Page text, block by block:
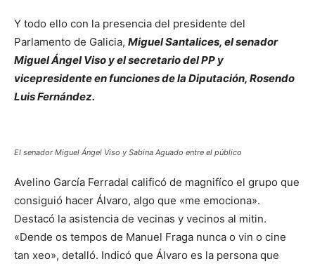
Y todo ello con la presencia del presidente del
Parlamento de Galicia, Miguel Santalices, el senador
Miguel Ángel Viso y el secretario del PP y
vicepresidente en funciones de la Diputación, Rosendo
Luis Fernández.
El senador Miguel Ángel Viso y Sabina Aguado entre el público
Avelino García Ferradal calificó de magnifíco el grupo que
consiguió hacer Álvaro, algo que «me emociona».
Destacó la asistencia de vecinas y vecinos al mitin.
«Dende os tempos de Manuel Fraga nunca o vin o cine
tan xeo», detalló. Indicó que Álvaro es la persona que